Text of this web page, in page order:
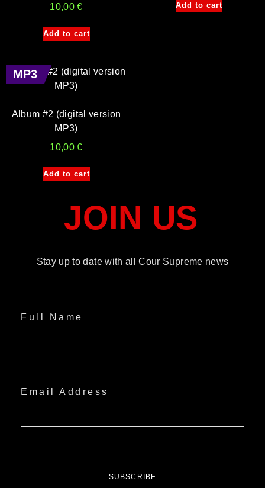
10,00€
Add to cart
Add to cart
MP3
Album #2 (digital version
MP3)
10,00€
Add to cart
JOIN US
Stay up to date with all Cour Supreme news
Full Name
Email Address
SUBSCRIBE